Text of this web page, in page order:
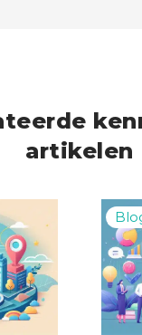
artikelen